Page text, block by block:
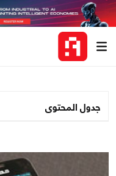
جدول المحتوى